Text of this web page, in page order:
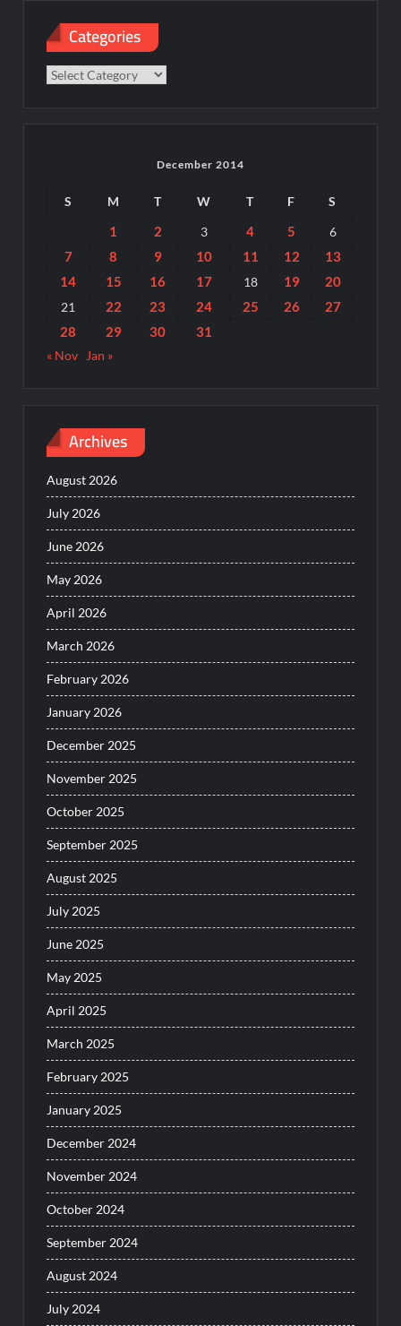
Categories
Categories
December 2014
S M T W T F S
1 2 3 4 5 6
7 8 9 10 11 12
13
14
15 16 17 18 19 20
21 22 23 24 25 26
27
28
29 30 31
« Nov Jan »
Archives
August 2026
July 2026
June 2026
May 2026
April 2026
March 2026
February 2026
January 2026
December 2025
November 2025
October 2025
September 2025
August 2025
July 2025
June 2025
May 2025
April 2025
March 2025
February 2025
January 2025
December 2024
November 2024
October 2024
September 2024
August 2024
July 2024